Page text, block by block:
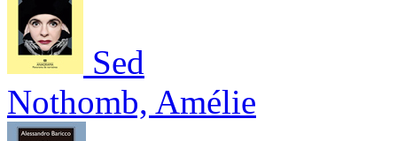
Sed
Nothomb, Amélie